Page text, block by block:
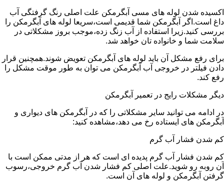
اکسیده شدن لوله های مسی آبگرمکن علت اصلی رنگ گرفتگی آب
داغ است.اگر آبگرمکن شما قدیمی است،سریعا لوله های آبگرمکن را
بررسی کنید.زیرا استفاده از آب زنگ زده،موجب بروز مشکلاتی در
سلامت شما و خانواده تان خواهد شد.
برای رفع مشکل آن باید لوله های آبگرمکن تعویض شوند.همچنین قرار
دادن فیلتر در خروجی آب آبگرمکن می توان به طور موقت مشکل را
رفع کند.
دیگر مشکلات رایج در تعمیر آبگرمکن
در ادامه می توانید سایر مشکلاتی را که در آبگرمکن های دیواری و
آبگرمکن های ایستاده رخ می دهد،مشاهده کنید:
کم شدن فشار آب گرم
کم شدن فشار آب گرم پدیده ای است که هر از مدتی ممکن است با
آن روبه رو شوید.علت اصلی کم فشار شدن آب گرم خروجی،رسوب
گرفتن آبگرمکن و لوله های آن است.